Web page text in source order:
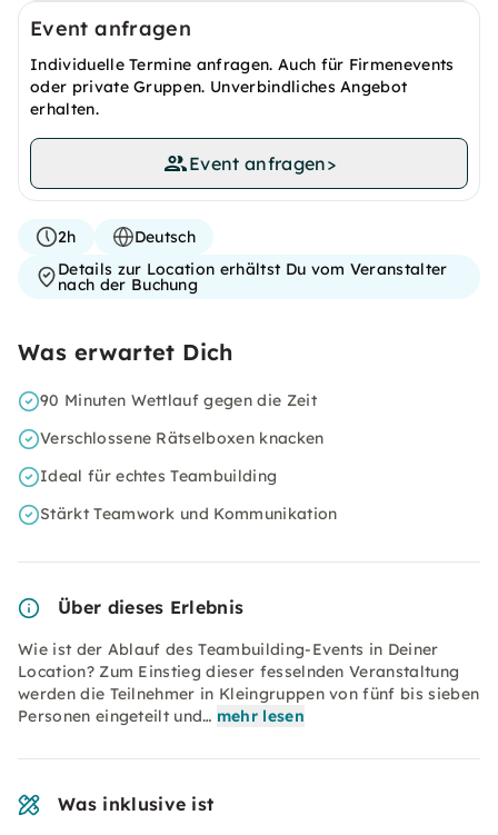
Event anfragen
Individuelle Termine anfragen. Auch für Firmenevents
oder private Gruppen. Unverbindliches Angebot
erhalten.
Event anfragen>
2h
Deutsch
Details zur Location erhältst Du vom Veranstalter
nach der Buchung
Was erwartet Dich
90 Minuten Wettlauf gegen die Zeit
Verschlossene Rätselboxen knacken
Ideal für echtes Teambuilding
Stärkt Teamwork und Kommunikation
Über dieses Erlebnis
Wie ist der Ablauf des Teambuilding-Events in Deiner
Location? Zum Einstieg dieser fesselnden Veranstaltung
werden die Teilnehmer in Kleingruppen von fünf bis sieben
Personen eingeteilt und… mehr lesen
Was inklusive ist